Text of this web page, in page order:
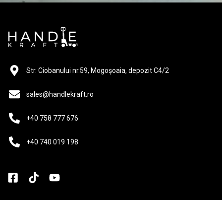
Str. Ciobanului nr.59, Mogoșoaia, depozit C4/2
sales@handlekraft.ro
+40 758 777 676
+40 740 019 198